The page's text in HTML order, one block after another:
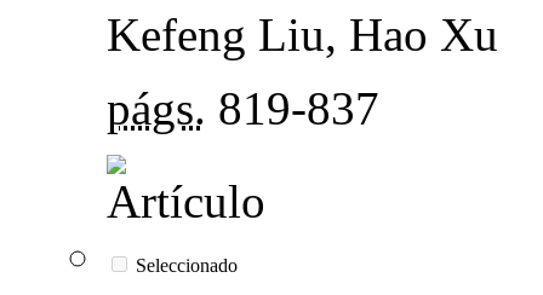
Kefeng Liu, Hao Xu
págs. 819-837
Seleccionado